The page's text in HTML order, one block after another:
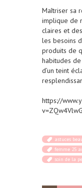
Maîtriser sa
implique de
claires et
les besoins
produits de
habitudes
d’un teint
https://
astuces
femme 25
soin de la